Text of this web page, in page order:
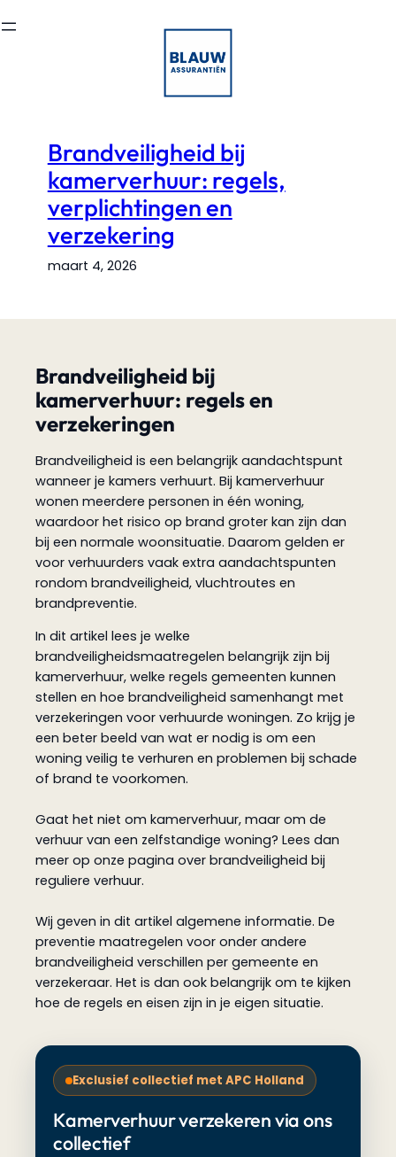
naar
Brandveiligheid bij
kamerverhuur: regels,
verplichtingen en
verzekering
maart 4, 2026
Brandveiligheid bij
kamerverhuur: regels en
verzekeringen
Brandveiligheid is een belangrijk aandachtspunt
wanneer je kamers verhuurt. Bij kamerverhuur
wonen meerdere personen in één woning,
waardoor het risico op brand groter kan zijn dan
bij een normale woonsituatie. Daarom gelden er
voor verhuurders vaak extra aandachtspunten
rondom brandveiligheid, vluchtroutes en
brandpreventie.
In dit artikel lees je welke
brandveiligheidsmaatregelen belangrijk zijn bij
kamerverhuur, welke regels gemeenten kunnen
stellen en hoe brandveiligheid samenhangt met
verzekeringen voor verhuurde woningen. Zo krijg je
een beter beeld van wat er nodig is om een
woning veilig te verhuren en problemen bij schade
of brand te voorkomen.
Gaat het niet om kamerverhuur, maar om de
verhuur van een zelfstandige woning? Lees dan
meer op onze pagina over brandveiligheid bij
reguliere verhuur.
Wij geven in dit artikel algemene informatie. De
preventie maatregelen voor onder andere
brandveiligheid verschillen per gemeente en
verzekeraar. Het is dan ook belangrijk om te kijken
hoe de regels en eisen zijn in je eigen situatie.
Exclusief collectief met APC Holland
Kamerverhuur verzekeren via ons
collectief